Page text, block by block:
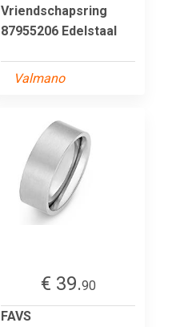
Vriendschapsring
87955206 Edelstaal
Valmano
€ 39.90
FAVS